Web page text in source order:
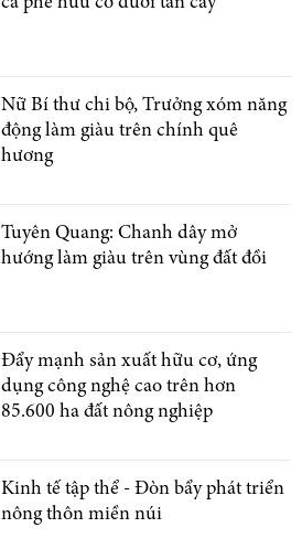
Nữ Bí thư chi bộ, Trưởng xóm năng
động làm giàu trên chính quê
hương
Tuyên Quang: Chanh dây mở
hướng làm giàu trên vùng đất đồi
Đẩy mạnh sản xuất hữu cơ, ứng
dụng công nghệ cao trên hơn
85.600 ha đất nông nghiệp
Kinh tế tập thể - Đòn bẩy phát triển
nông thôn miền núi